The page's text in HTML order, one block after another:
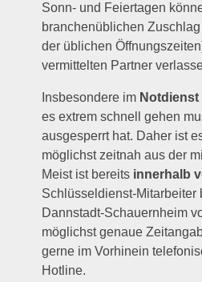
Sonn- und Feiertagen
branchenüblichen
der üblichen
vermittelten Partner
Insbesondere im Notdienst
es extrem schnell gehen
ausgesperrt hat. Daher ist
möglichst zeitnah aus der
Meist ist bereits innerhalb
Schlüsseldienst-Mitarbeiter
Dannstadt-Schauernheim
möglichst genaue
gerne im Vorhinein
Hotline.